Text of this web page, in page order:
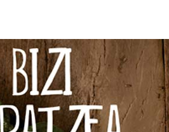
Larunbatean
Martxa ospatuko
2026/07/07
SOINUGELA:
Ringo Starr-en
2026/07/03